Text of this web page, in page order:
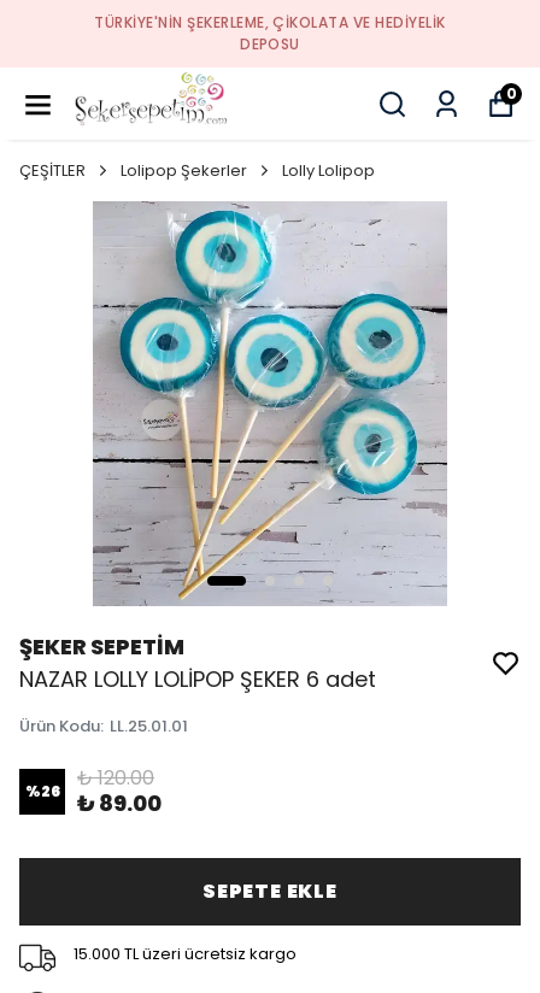
TÜRKIYE'NIN ŞEKERLEME, ÇIKOLATA VE HEDIYELIK
DEPOSU
0
ÇEŞİTLER Lolipop Şekerler Lolly Lolipop
ŞEKER SEPETİM
NAZAR LOLLY LOLİPOP ŞEKER 6 adet
Ürün Kodu: LL.25.01.01
%26 ₺ 120.00
₺ 89.00
SEPETE EKLE
15.000 TL üzeri ücretsiz kargo